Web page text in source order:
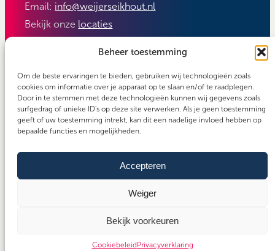
Beheer toestemming
Om de beste ervaringen te bieden, gebruiken wij technologieën zoals
cookies om informatie over je apparaat op te slaan en/of te raadplegen.
Door in te stemmen met deze technologieën kunnen wij gegevens zoals
surfgedrag of unieke ID's op deze site verwerken. Als je geen toestemming
geeft of uw toestemming intrekt, kan dit een nadelige invloed hebben op
bepaalde functies en mogelijkheden.
Accepteren
Weiger
Bekijk voorkeuren
Cookiebeleid Privacyverklaring
Email: info@weijerseikhout.nl
Bekijk onze locaties
Copyright 2026 - Weijerseikhout